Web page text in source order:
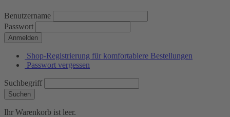
Benutzername
Passwort
Anmelden
Shop-Registrierung für komfortablere Bestellungen
Passwort vergessen
Suchbegriff
Suchen
Ihr Warenkorb ist leer.